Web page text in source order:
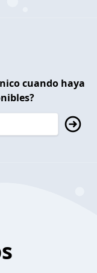
cuando haya